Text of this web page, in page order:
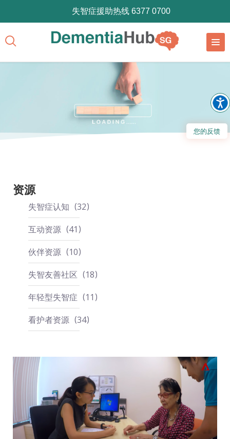
您的反馈
失智症援助热线 6377 0700
资源
失智症认知
32
互动资源
41
伙伴资源
10
失智友善社区
18
年轻型失智症
11
看护者资源
34